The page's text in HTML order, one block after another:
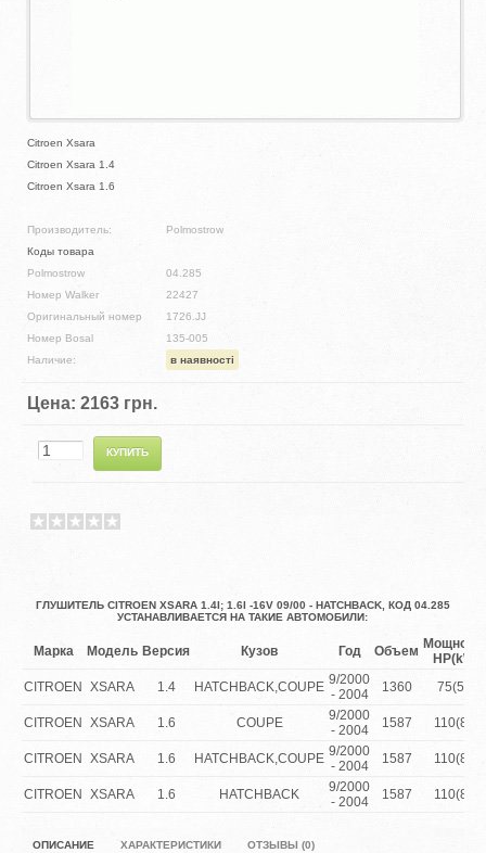
Citroen Xsara
Citroen Xsara 1.4
Citroen Xsara 1.6
Производитель:
Polmostrow
Коды товара
Polmostrow
04.285
Номер Walker
22427
Оригинальный номер
1726.JJ
Номер Bosal
135-005
Наличие:
в наявності
Цена:2163 грн.
ГЛУШИТЕЛЬ CITROEN XSARA 1.4I; 1.6I -16V 09/00 - HATCHBACK, КОД 04.285
УСТАНАВЛИВАЕТСЯ НА ТАКИЕ АВТОМОБИЛИ:
Марка Модель Версия Кузов Год Объем
HP(kW)
CITROEN
XSARA 1.4 HATCHBACK,COUPE 9/2000
- 2004
1360 75(55)
CITROEN XSARA 1.6 COUPE
9/2000
- 2004
1587 110(81)
CITROEN XSARA 1.6 HATCHBACK,COUPE 9/2000
- 2004
1587 110(81)
CITROEN XSARA 1.6 HATCHBACK
9/2000
- 2004
1587 110(81)
ОПИСАНИЕ ХАРАКТЕРИСТИКИ ОТЗЫВЫ (0)